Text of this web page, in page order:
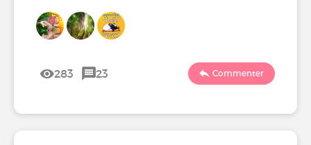
283 23 Commenter